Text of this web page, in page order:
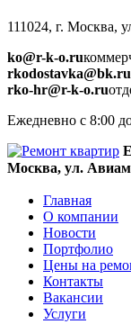
111024, г. Москва,
ko@r-k-o.ru
rkodostavka@bk.ru
rko-hr@r-k-o.ru
Ежедневно с 8:00
Москва, ул.
Главная
О компании
Новости
Портфолио
Цены на
Контакты
Вакансии
Услуги